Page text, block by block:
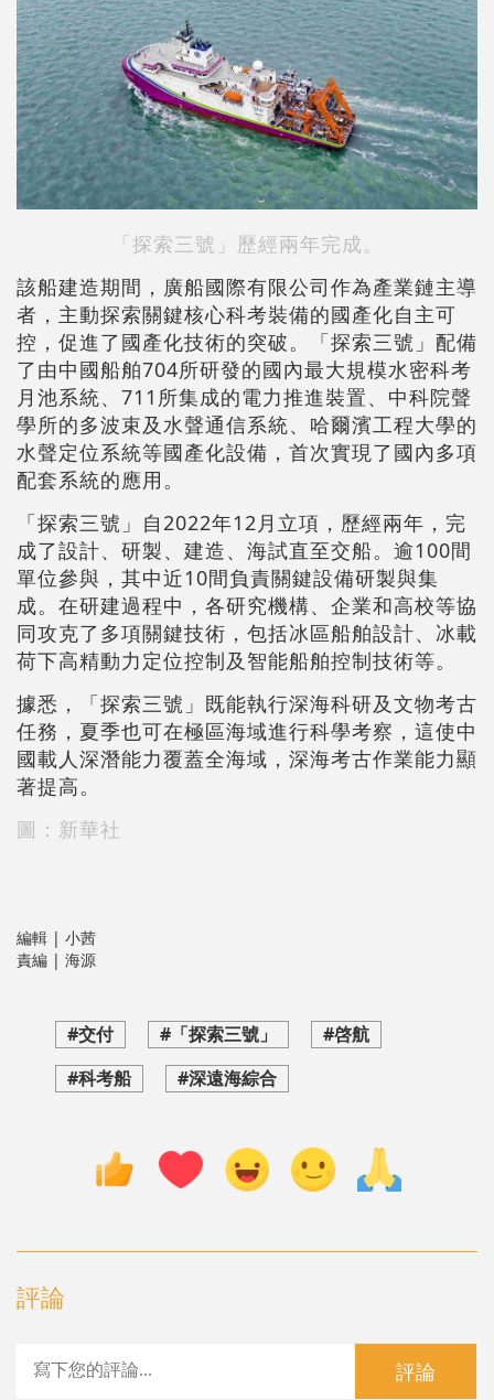
「探索三號」歷經兩年完成。
該船建造期間，廣船國際有限公司作為產業鏈主導
者，主動探索關鍵核心科考裝備的國產化自主可
控，促進了國產化技術的突破。「探索三號」配備
了由中國船舶704所研發的國內最大規模水密科考
月池系統、711所集成的電力推進裝置、中科院聲
學所的多波束及水聲通信系統、哈爾濱工程大學的
水聲定位系統等國產化設備，首次實現了國內多項
配套系統的應用。
「探索三號」自2022年12月立項，歷經兩年，完
成了設計、研製、建造、海試直至交船。逾100間
單位參與，其中近10間負責關鍵設備研製與集
成。在研建過程中，各研究機構、企業和高校等協
同攻克了多項關鍵技術，包括冰區船舶設計、冰載
荷下高精動力定位控制及智能船舶控制技術等。
據悉，「探索三號」既能執行深海科研及文物考古
任務，夏季也可在極區海域進行科學考察，這使中
國載人深潛能力覆蓋全海域，深海考古作業能力顯
著提高。
圖：新華社
編輯 | 小茜
責編 | 海源
#交付 #「探索三號」
#啓航
#科考船
#深遠海綜合
評論
評論